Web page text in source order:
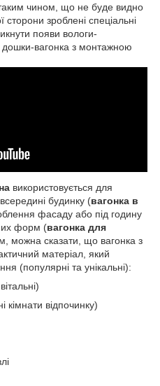
чином, що не буде видно
зроблені спеціальні
появи вологи-
дошки-вагонка з монтажною
використовується для
будинку (вагонка в
фасаду або під годину
форм (вагонка для
можна сказати, що вагонка з
матеріал, який
(популярні та унікальні):
кімнати відпочинку)